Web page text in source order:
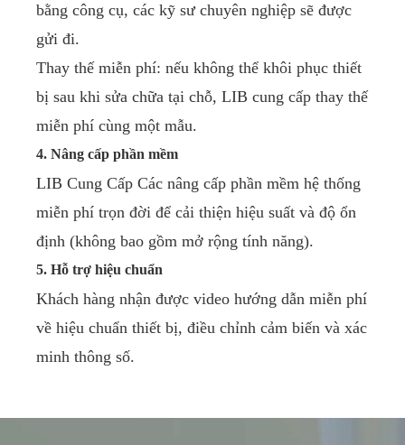
bằng công cụ, các kỹ sư chuyên nghiệp sẽ được
gửi đi.
Thay thế miễn phí: nếu không thể khôi phục thiết
bị sau khi sửa chữa tại chỗ, LIB cung cấp thay thế
miễn phí cùng một mẫu.
4. Nâng cấp phần mềm
LIB Cung Cấp Các nâng cấp phần mềm hệ thống
miễn phí trọn đời để cải thiện hiệu suất và độ ổn
định (không bao gồm mở rộng tính năng).
5. Hỗ trợ hiệu chuẩn
Khách hàng nhận được video hướng dẫn miễn phí
về hiệu chuẩn thiết bị, điều chỉnh cảm biến và xác
minh thông số.